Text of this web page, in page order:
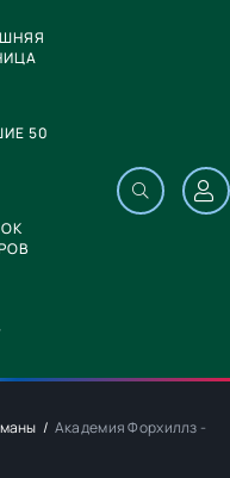
50
Академия Форхиллз -